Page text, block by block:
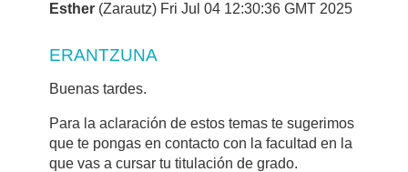
Esther (Zarautz) Fri Jul 04 12:30:36 GMT 2025
ERANTZUNA
Buenas tardes.
Para la aclaración de estos temas te sugerimos
que te pongas en contacto con la facultad en la
que vas a cursar tu titulación de grado.